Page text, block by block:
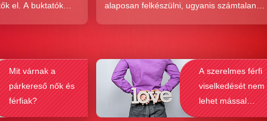
el. A buktatók
forma joggal
alaposan felkészülni, ugyanis számtalan
kudarctól képes megmenteni téged is az,
társkeresés működését, a párkapcsolatok
sikerének a receptjét, melyeket vizsgálva
bebizonyosodik, hogy a kötődési típusok
befolyásolják a társkeresést.
Mit várnak a
párkereső nők és
férfiak?
A szerelmes férfi
viselkedését nem
lehet mással
összetéveszteni